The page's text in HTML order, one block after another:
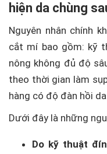
hiện da chùng
Nguyên nhân chính
cắt mí bao gồm: kỹ
nông không đủ độ
theo thời gian làm
hàng có độ đàn hồi
Dưới đây là những
Do kỹ thuật